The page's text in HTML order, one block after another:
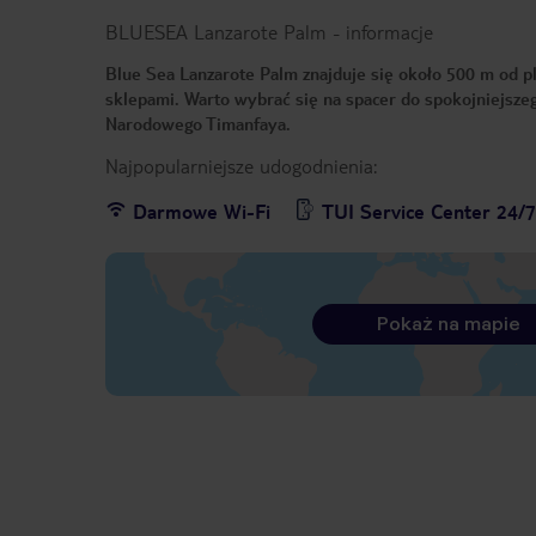
BLUESEA Lanzarote Palm - informacje
Blue Sea Lanzarote Palm znajduje się około 500 m od
sklepami. Warto wybrać się na spacer do
Narodowego Timanfaya.
Najpopularniejsze udogodnienia:
Darmowe Wi-Fi
TUI Service Center 24/
Pokaż na mapie